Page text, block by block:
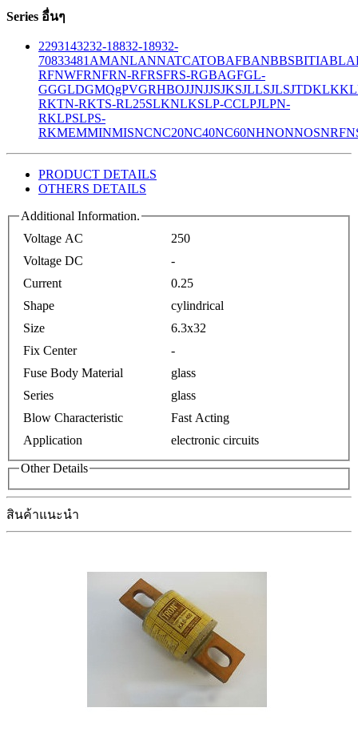
Series อื่นๆ
2293143232-18832-18932-
70833481 AMANLANNATCATOBAFBANBBSBITIABLA
RFNWFRNFRN-RFRSFRS-RGBAGFGL-
GGGLDGMQgPVGRHBOJJNJJSJKSJLLSJLSJTDKLK
RKTN-RKTS-RL25SLKNLKSLP-CCLPJLPN-
RKLPSLPS-
RKMEMMINMISNCNC20NC40NC60NHNONNOSNRF
PRODUCT DETAILS
OTHERS DETAILS
Additional Information.
Voltage AC
250
Voltage DC
-
Current
0.25
Shape
cylindrical
Size
6.3x32
Fix Center
-
Fuse Body Material
glass
Series
glass
Blow Characteristic
Fast Acting
Application
electronic circuits
Other Details
สินค้าแนะนำ